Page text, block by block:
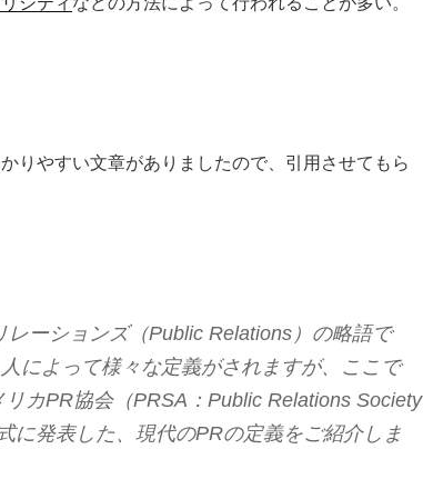
りやすい文章がありましたので、引用させてもら
レーションズ（Public Relations）の略語で
によって様々な定義がされますが、ここで
カPR協会（PRSA：Public Relations Society
に発表した、現代のPRの定義をご紹介しま